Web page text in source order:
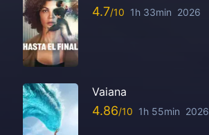
4.7 1h 33min 2026
Vaiana
4.86 1h 55min 2026